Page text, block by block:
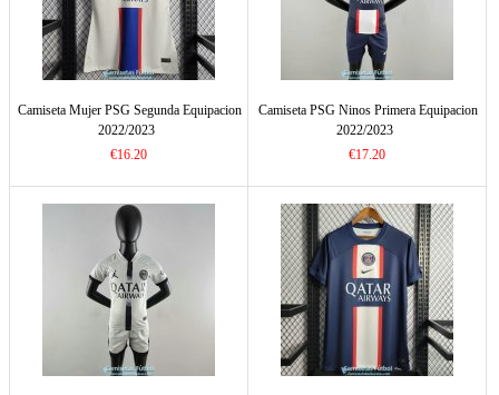
Camiseta Mujer PSG Segunda Equipacion
2022/2023
€16.20
Camiseta PSG Ninos Primera Equipacion
2022/2023
€17.20